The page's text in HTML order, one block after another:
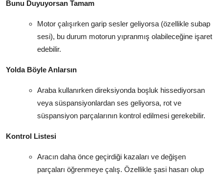
Bunu Duyuyorsan Tamam
Motor çalışırken garip sesler geliyorsa (özellikle subap
sesi), bu durum motorun yıpranmış olabileceğine işaret
edebilir.
Yolda Böyle Anlarsın
Araba kullanırken direksiyonda boşluk hissediyorsan
veya süspansiyonlardan ses geliyorsa, rot ve
süspansiyon parçalarının kontrol edilmesi gerekebilir.
Kontrol Listesi
Aracın daha önce geçirdiği kazaları ve değişen
parçaları öğrenmeye çalış. Özellikle şasi hasarı olup